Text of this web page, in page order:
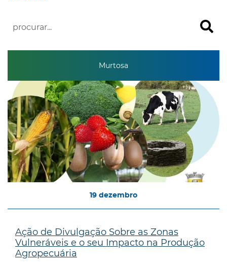
Murtosa
19 dezembro
Ação de Divulgação Sobre as Zonas
Vulneráveis e o seu Impacto na Produção
Agropecuária